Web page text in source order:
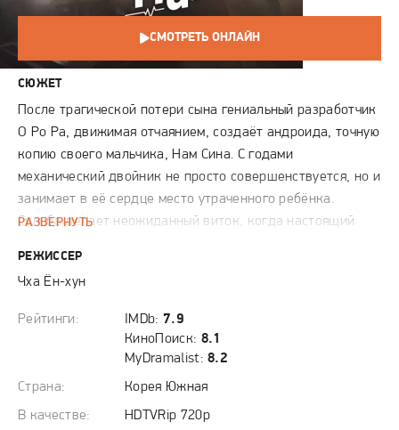
СМОТРЕТЬ ОНЛАЙН
СЮЖЕТ
После трагической потери сына гениальный разработчик
О Ро Ра, движимая отчаянием, создаёт андроида, точную
копию своего мальчика, Нам Сина. С годами
механический двойник не просто совершенствуется, но и
занимает в её сердце место утраченного ребёнка.
Судьба делает неожиданный виток, когда настоящий
удержать контроль над империей, семья вынуждена
пойти на рискованную авантюру. Нам Син III, идеальный
робот-близнец, должен заменить человека, чью жизнь он
лишь имитировал в лаборатории. Ему предстоит
роковым. Каждая улыбка, каждое слово и жест должны
РАЗВЕРНУТЬ
РЕЖИССЕР
Чха Ён-хун
Рейтинги: IMDb: 7.9
КиноПоиск: 8.1
MyDramalist:8.2
Страна:
Корея Южная
В качестве:
HDTVRip 720p